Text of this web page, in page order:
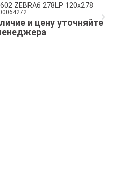
ZEBRA6 278LP 120x278
и цену уточняйте